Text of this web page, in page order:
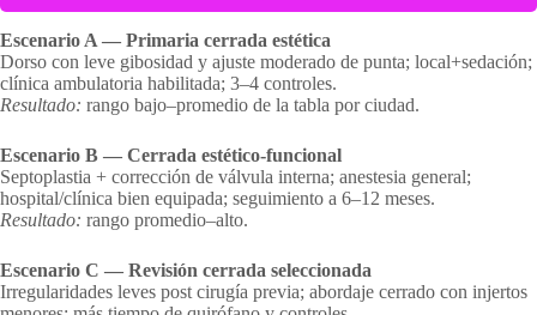
Escenario A — Primaria cerrada estética
Dorso con leve gibosidad y ajuste moderado de punta; local+sedación;
clínica ambulatoria habilitada; 3–4 controles.
Resultado: rango bajo–promedio de la tabla por ciudad.
Escenario B — Cerrada estético-funcional
Septoplastia + corrección de válvula interna; anestesia general;
hospital/clínica bien equipada; seguimiento a 6–12 meses.
Resultado: rango promedio–alto.
Escenario C — Revisión cerrada seleccionada
Irregularidades leves post cirugía previa; abordaje cerrado con injertos